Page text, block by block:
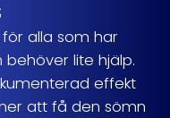
alla som har
lite hjälp.
effekt
att få den sömn